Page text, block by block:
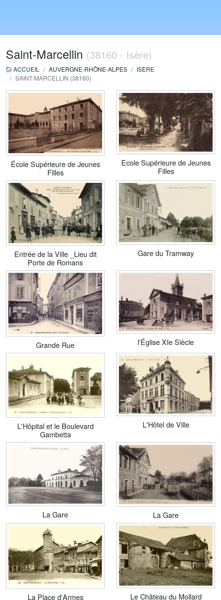
Saint-Marcellin (38160 - Isère)
ACCUEIL AUVERGNE-RHÔNE-ALPES
ISÈRE
SAINT-MARCELLIN (38160)
École Supérieure de Jeunes
Filles
Ecole Supérieure de Jeunes
Filles
Entrée de la Ville _Lieu dit
Porte de Romans
Gare du Tramway
Grande Rue l'Église XIe Siècle
L'Hôpital et le Boulevard
Gambetta
L'Hôtel de Ville
La Gare La Gare
La Place d'Armes Le Château du Mollard